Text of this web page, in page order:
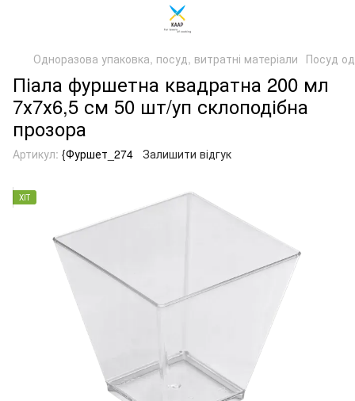
Одноразова упаковка, посуд, витратні матеріали Посуд
Піала фуршетна квадратна 200 мл
7х7х6,5 см 50 шт/уп склоподібна
прозора
Артикул: {Фуршет_274 Залишити відгук
ХІТ